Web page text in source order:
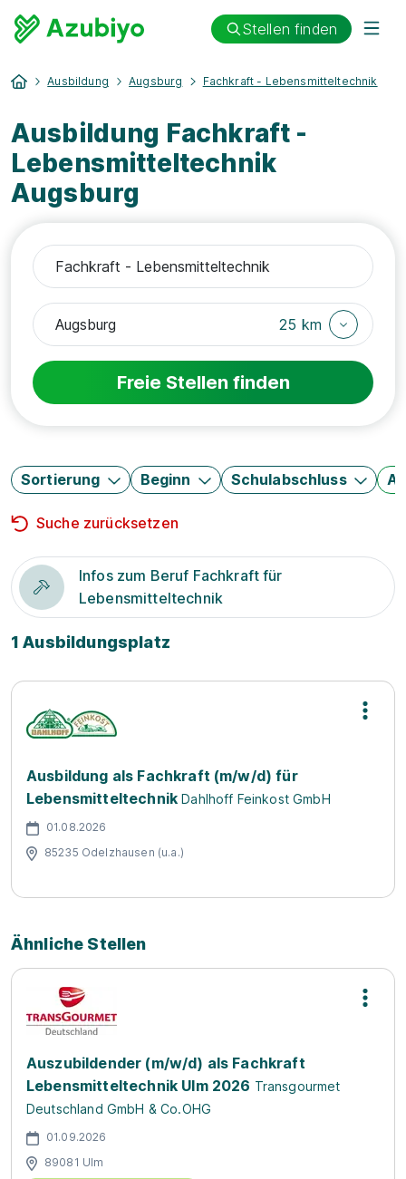
Stellen finden
Ausbildung Augsburg Fachkraft - Lebensmitteltechnik
Ausbildung Fachkraft -
Lebensmitteltechnik
Augsburg
25 km
Freie Stellen finden
Sortierung Beginn Schulabschluss
Suche zurücksetzen
Infos zum Beruf Fachkraft für
Lebensmitteltechnik
1 Ausbildungsplatz
Ausbildung als Fachkraft (m/w/d) für
Lebensmitteltechnik Dahlhoff Feinkost GmbH
01.08.2026
85235 Odelzhausen (u.a.)
Ähnliche Stellen
Auszubildender (m/w/d) als Fachkraft
Lebensmitteltechnik Ulm 2026 Transgourmet
Deutschland GmbH & Co.OHG
01.09.2026
89081 Ulm